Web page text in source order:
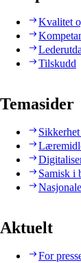
Kvalitet
Tilskudd
Temasider
Samisk i
Aktuelt
For